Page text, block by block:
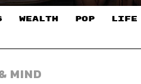
WEALTH POP LIFE
MIND